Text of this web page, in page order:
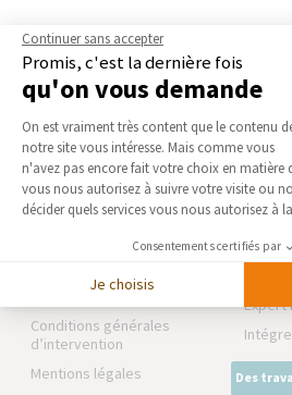
AGENCE DE BARENTIN
Qui sommes-nous
Actualités
Notre charte qualité
Partenaires
Trouver une agence
Foire aux Questions
Conditions générales
d’intervention
Mentions légales
NOS
NOS
La
Expert
Des
Continuer sans accepter
Promis, c'est la dernière fois
qu'on vous demande
Plateforme de Gestion
On est vraiment très content que le contenu
notre site vous intéresse. Mais comme vous
n'avez pas encore fait votre choix en matière
vous nous autorisez à suivre votre visite ou
décider quels services vous nous autorisez à
Consentements certifiés par
Je choisis
Axeptio